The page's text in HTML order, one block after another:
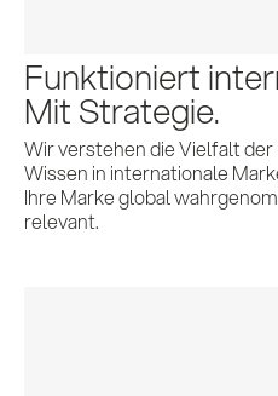
Funktioniert
Mit Strategie.
Wir verstehen die Vielfalt
Wissen in internationale
Ihre Marke global
relevant.